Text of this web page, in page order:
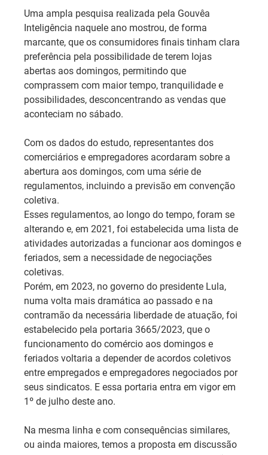
Uma ampla pesquisa realizada pela Gouvêa
Inteligência naquele ano mostrou, de forma
marcante, que os consumidores finais tinham clara
preferência pela possibilidade de terem lojas
abertas aos domingos, permitindo que
comprassem com maior tempo, tranquilidade e
possibilidades, desconcentrando as vendas que
aconteciam no sábado.
Com os dados do estudo, representantes dos
comerciários e empregadores acordaram sobre a
abertura aos domingos, com uma série de
regulamentos, incluindo a previsão em convenção
coletiva.
Esses regulamentos, ao longo do tempo, foram se
alterando e, em 2021, foi estabelecida uma lista de
atividades autorizadas a funcionar aos domingos e
feriados, sem a necessidade de negociações
coletivas.
Porém, em 2023, no governo do presidente Lula,
numa volta mais dramática ao passado e na
contramão da necessária liberdade de atuação, foi
estabelecido pela portaria 3665/2023, que o
funcionamento do comércio aos domingos e
feriados voltaria a depender de acordos coletivos
entre empregados e empregadores negociados por
seus sindicatos. E essa portaria entra em vigor em
1º de julho deste ano.
Na mesma linha e com consequências similares,
ou ainda maiores, temos a proposta em discussão